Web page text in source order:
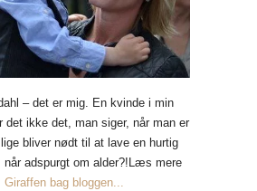
– det er mig. En kvinde i min
det ikke det, man siger, når man er
bliver nødt til at lave en hurtig
når adspurgt om alder?!Læs mere
Giraffen bag bloggen...